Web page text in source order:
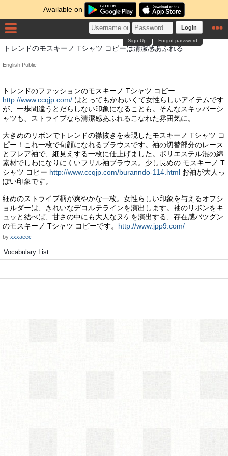
Available on
Login
Forgot password
Sign Up
トレンドのモスキーノ Tシャツ コピーは清潔感あふれる
English Public
トレンドのファッションのモスキーノ Tシャツ コピー
http://www.ccqjp.com/ はとってもかわいくて女性らしいアイテムです
が、一歩間違うとだらしない印象になることも。そんなスキッパーシ
ャツも、ストライプなら清潔感あふれるこなれた雰囲気に。
大きめのリボンでトレンドの襟抜きを表現したモスキーノ Tシャツ コ
ピー！これ一枚で旬顔になれるブラウスです。袖の切替部分のレース
とフレア袖で、細見えする一枚に仕上げました。ポリエステル混の綿
素材でしわになりにくいフリル袖ブラウス。少し長めの モスキーノ T
シャツ コピー http://www.ccqjp.com/buranndo-114.html お袖が大人っ
ぽい印象です。
細めのストライプ柄が爽やかな一枚。女性らしい印象を与えるオフシ
ョルダーは、きれいなデコルテラインを演出します。袖のリボンをキ
ュッと結べば、甘さの中にも大人なヌケを演出する、存在感バツグン
のモスキーノ Tシャツ コピーです。 http://www.jpp9.com/
by xxxaeec
Vocabulary List